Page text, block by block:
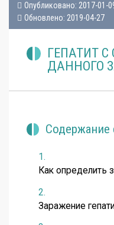
Опубликовано: 2017-01-
Обновлено: 2019-04-27
ГЕПАТИТ
ДАННОГО
Содержание
Как определить
Заражение